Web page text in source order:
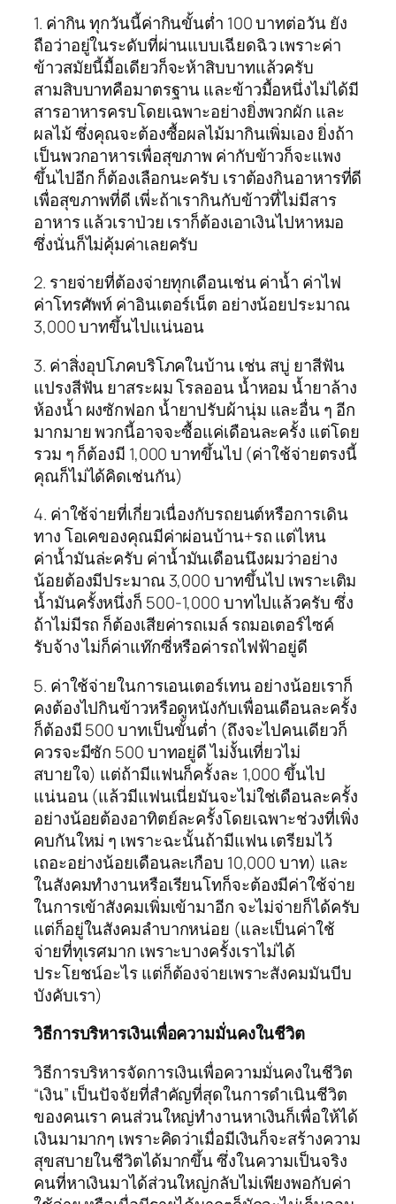
1. ค่ากิน ทุกวันนี้ค่ากินขั้นต่ำ 100 บาทต่อวัน ยัง
ถือว่าอยู่ในระดับที่ผ่านแบบเฉียดฉิว เพราะค่า
ข้าวสมัยนี้มื้อเดียวก็จะห้าสิบบาทแล้วครับ
สามสิบบาทคือมาตรฐาน และข้าวมื้อหนึ่งไม่ได้มี
สารอาหารครบโดยเฉพาะอย่างยิ่งพวกผัก และ
ผลไม้ ซึ่งคุณจะต้องซื้อผลไม้มากินเพิ่มเอง ยิ่งถ้า
เป็นพวกอาหารเพื่อสุขภาพ ค่ากับข้าวก็จะแพง
ขึ้นไปอีก ก็ต้องเลือกนะครับ เราต้องกินอาหารที่ดี
เพื่อสุขภาพที่ดี เพี่ะถ้าเรากินกับข้าวที่ไม่มีสาร
อาหาร แล้วเราป่วย เราก็ต้องเอาเงินไปหาหมอ
ซึ่งนั่นก็ไม่คุ้มค่าเลยครับ
2. รายจ่ายที่ต้องจ่ายทุกเดือนเช่น ค่าน้ำ ค่าไฟ
ค่าโทรศัพท์ ค่าอินเตอร์เน็ต อย่างน้อยประมาณ
3,000 บาทขึ้นไปแน่นอน
3. ค่าสิ่งอุปโภคบริโภคในบ้าน เช่น สบู่ ยาสีฟัน
แปรงสีฟัน ยาสระผม โรลออน น้ำหอม น้ำยาล้าง
ห้องน้ำ ผงซักฟอก น้ำยาปรับผ้านุ่ม และอื่น ๆ อีก
มากมาย พวกนี้อาจจะซื้อแค่เดือนละครั้ง แต่โดย
รวม ๆ ก็ต้องมี 1,000 บาทขึ้นไป (ค่าใช้จ่ายตรงนี้
คุณก็ไม่ได้คิดเช่นกัน)
4. ค่าใช้จ่ายที่เกี่ยวเนื่องกับรถยนต์หรือการเดิน
ทาง โอเคของคุณมีค่าผ่อนบ้าน+รถ แต่ไหน
ค่าน้ำมันล่ะครับ ค่าน้ำมันเดือนนึงผมว่าอย่าง
น้อยต้องมีประมาณ 3,000 บาทขึ้นไป เพราะเติม
น้ำมันครั้งหนึ่งก็ 500-1,000 บาทไปแล้วครับ ซึ่ง
ถ้าไม่มีรถ ก็ต้องเสียค่ารถเมล์ รถมอเตอร์ไซค์
รับจ้าง ไม่ก็ค่าแท๊กซี่หรือค่ารถไฟฟ้าอยู่ดี
5. ค่าใช้จ่ายในการเอนเตอร์เทน อย่างน้อยเราก็
คงต้องไปกินข้าวหรือดูหนังกับเพื่อนเดือนละครั้ง
ก็ต้องมี 500 บาทเป็นขั้นต่ำ (ถึงจะไปคนเดียวก็
ควรจะมีซัก 500 บาทอยู่ดี ไม่งั้นเที่ยวไม่
สบายใจ) แต่ถ้ามีแฟนก็ครั้งละ 1,000 ขึ้นไป
แน่นอน (แล้วมีแฟนเนี่ยมันจะไม่ใช่เดือนละครั้ง
อย่างน้อยต้องอาทิตย์ละครั้งโดยเฉพาะช่วงที่เพิ่ง
คบกันใหม่ ๆ เพราะฉะนั้นถ้ามีแฟน เตรียมไว้
เถอะอย่างน้อยเดือนละเกือบ 10,000 บาท) และ
ในสังคมทำงานหรือเรียนโทก็จะต้องมีค่าใช้จ่าย
ในการเข้าสังคมเพิ่มเข้ามาอีก จะไม่จ่ายก็ได้ครับ
แต่ก็อยู่ในสังคมลำบากหน่อย (และเป็นค่าใช้
จ่ายที่ทุเรศมาก เพราะบางครั้งเราไม่ได้
ประโยชน์อะไร แต่ก็ต้องจ่ายเพราะสังคมมันบีบ
บังคับเรา)
วิธีการบริหารเงินเพื่อความมั่นคงในชีวิต
วิธีการบริหารจัดการเงินเพื่อความมั่นคงในชีวิต
“เงิน” เป็นปัจจัยที่สำคัญที่สุดในการดำเนินชีวิต
ของคนเรา คนส่วนใหญ่ทำงานหาเงินก็เพื่อให้ได้
เงินมามากๆ เพราะคิดว่าเมื่อมีเงินก็จะสร้างความ
สุขสบายในชีวิตได้มากขึ้น ซึ่งในความเป็นจริง
คนที่หาเงินมาได้ส่วนใหญ่กลับไม่เพียงพอกับค่า